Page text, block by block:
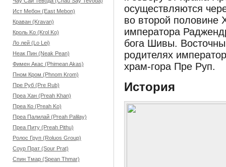
Ист Мебон (East Mebon)
Краван (Kravan)
Кроль Ko (Krol Ko)
Ло лей (Lo Lei)
Неак Пин (Neak Pean)
Фимен Акас (Phimean Akas)
Пном Кром (Phnom Krom)
Пре Руб (Pre Rub)
Преа Хан (Preah Khan)
Преа Ко (Preah Ko)
Преа Палилай (Preah Palilay)
Преа Питу (Preah Pithu)
Ролос Груп (Roluos Group)
Соур Прат (Sour Prat)
Спин Тмар (Spean Thmar)
осуществляются
во второй половине
императора
бога Шивы.
родителях
храм-гора Пре Руп.
История